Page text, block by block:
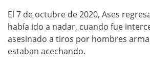
El 7 de octubre de 2020, Ases
había ido a nadar, cuando fue
asesinado a tiros por hombres
estaban acechando.